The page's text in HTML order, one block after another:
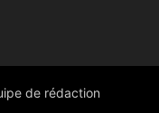
des données (RGPD)
Droits Réservés